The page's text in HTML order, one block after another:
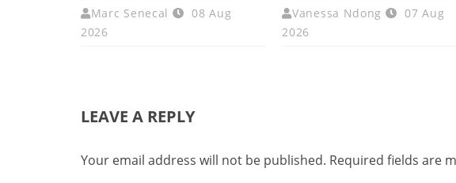
Marc Senecal
08 Aug
2026
Vanessa Ndong
07 Aug
2026
LEAVE A REPLY
Your email address will not be published. Required fields are